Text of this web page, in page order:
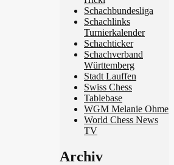
Schachbundesliga
Schachlinks
Turnierkalender
Schachticker
Schachverband
Württemberg
Stadt Lauffen
Swiss Chess
Tablebase
WGM Melanie Ohme
World Chess News
TV
Archiv